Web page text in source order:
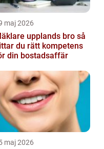
maj 2026
upplands bro så
du rätt kompetens
din bostadsaffär
maj 2026